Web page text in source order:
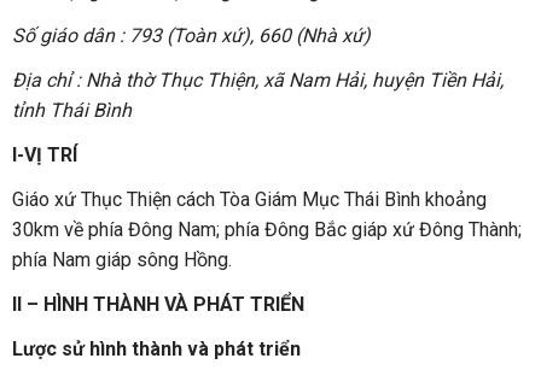
Số giáo dân : 793 (Toàn xứ), 660 (Nhà xứ)
Địa chỉ : Nhà thờ Thục Thiện, xã Nam Hải, huyện Tiền Hải,
tỉnh Thái Bình
I-VỊ TRÍ
Giáo xứ Thục Thiện cách Tòa Giám Mục Thái Bình khoảng
30km về phía Đông Nam; phía Đông Bắc giáp xứ Đông Thành;
phía Nam giáp sông Hồng.
II – HÌNH THÀNH VÀ PHÁT TRIỂN
Lược sử hình thành và phát triển